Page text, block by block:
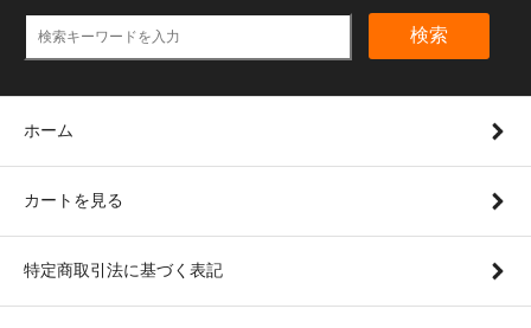
検索
ホーム
カートを見る
特定商取引法に基づく表記